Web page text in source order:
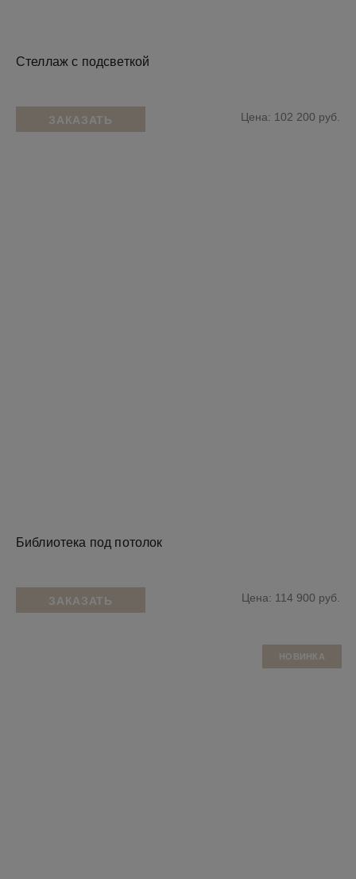
Стеллаж с подсветкой
ЗАКАЗАТЬ Цена: 102 200 руб.
Библиотека под потолок
ЗАКАЗАТЬ Цена: 114 900 руб.
НОВИНКА